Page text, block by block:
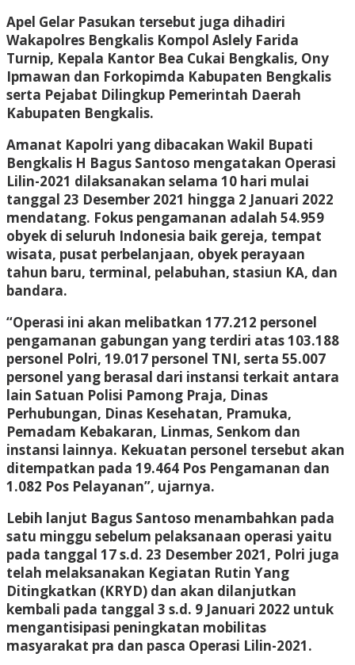
Apel Gelar Pasukan tersebut juga dihadiri
Wakapolres Bengkalis Kompol Aslely Farida
Turnip, Kepala Kantor Bea Cukai Bengkalis, Ony
Ipmawan dan Forkopimda Kabupaten Bengkalis
serta Pejabat Dilingkup Pemerintah Daerah
Kabupaten Bengkalis.
Amanat Kapolri yang dibacakan Wakil Bupati
Bengkalis H Bagus Santoso mengatakan Operasi
Lilin-2021 dilaksanakan selama 10 hari mulai
tanggal 23 Desember 2021 hingga 2 Januari 2022
mendatang. Fokus pengamanan adalah 54.959
obyek di seluruh Indonesia baik gereja, tempat
wisata, pusat perbelanjaan, obyek perayaan
tahun baru, terminal, pelabuhan, stasiun KA, dan
bandara.
“Operasi ini akan melibatkan 177.212 personel
pengamanan gabungan yang terdiri atas 103.188
personel Polri, 19.017 personel TNI, serta 55.007
personel yang berasal dari instansi terkait antara
lain Satuan Polisi Pamong Praja, Dinas
Perhubungan, Dinas Kesehatan, Pramuka,
Pemadam Kebakaran, Linmas, Senkom dan
instansi lainnya. Kekuatan personel tersebut akan
ditempatkan pada 19.464 Pos Pengamanan dan
1.082 Pos Pelayanan”, ujarnya.
Lebih lanjut Bagus Santoso menambahkan pada
satu minggu sebelum pelaksanaan operasi yaitu
pada tanggal 17 s.d. 23 Desember 2021, Polri juga
telah melaksanakan Kegiatan Rutin Yang
Ditingkatkan (KRYD) dan akan dilanjutkan
kembali pada tanggal 3 s.d. 9 Januari 2022 untuk
mengantisipasi peningkatan mobilitas
masyarakat pra dan pasca Operasi Lilin-2021.